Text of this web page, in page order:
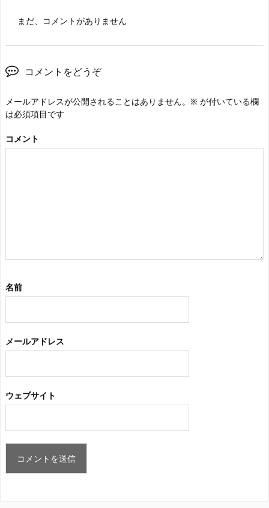
まだ、コメントがありません
コメントをどうぞ
メールアドレスが公開されることはありません。 ※ が付いている欄
は必須項目です
コメント
名前
メールアドレス
ウェブサイト